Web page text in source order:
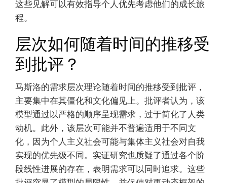
马斯洛的需求层次揭示了个人成长的罕见见解，强
调自我实现作为一种独特属性的重要性。研究表
明，满足更高层次需求的个人会体验到深刻的心理
益处。例如，研究显示自我实现的个人表现出更高
的创造力和解决问题的能力。此外，该层次突显了
高峰体验的罕见现象，这可以催化个人转变。理解
这些见解可以有效指导个人优先考虑他们的成长旅
程。
层次如何随着时间的推移受
到批评？
马斯洛的需求层次理论随着时间的推移受到批评，